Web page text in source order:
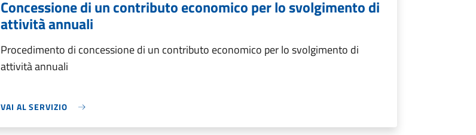
Concessione di un contributo economico per lo svolgimento di
attività annuali
Procedimento di concessione di un contributo economico per lo svolgimento di
attività annuali
VAI AL SERVIZIO